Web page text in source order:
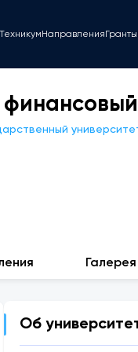
Техникум Направления Гранты
Галерея
Об